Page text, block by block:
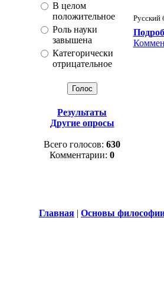
В целом
положительное
Роль науки
завышена
Категорически
отрицательное
Результаты
Другие опросы
Всего голосов: 630
Комментарии: 0
Русский
Главная | Основы